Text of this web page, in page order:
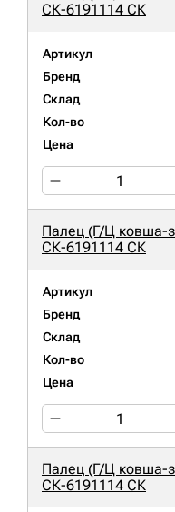
СК-6191114 СК
Артикул
Бренд
Склад
Кол-во
Цена
Палец (Г/Ц ковша-
СК-6191114 СК
Артикул
Бренд
Склад
Кол-во
Цена
Палец (Г/Ц ковша-
СК-6191114 СК